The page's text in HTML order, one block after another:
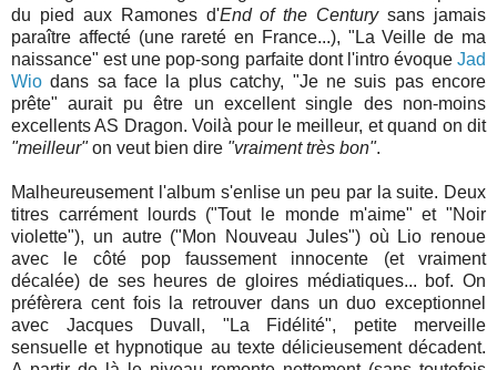
du pied aux Ramones d'End of the Centurysans jamais
paraître affecté (une rareté en France...), "La Veille de ma
naissance" est une pop-song parfaite dont l'intro évoque Jad
Wio dans sa face la plus catchy, "Je ne suis pas encore
prête" aurait pu être un excellent single des non-moins
excellents AS Dragon. Voilà pour le meilleur, et quand on dit
"meilleur"on veut bien dire "vraiment très bon".
Malheureusement l'album s'enlise un peu par la suite. Deux
titres carrément lourds ("Tout le monde m'aime" et "Noir
violette"), un autre ("Mon Nouveau Jules") où Lio renoue
avec le côté pop faussement innocente (et vraiment
décalée) de ses heures de gloires médiatiques... bof. On
préfèrera cent fois la retrouver dans un duo exceptionnel
avec Jacques Duvall, "La Fidélité", petite merveille
sensuelle et hypnotique au texte délicieusement décadent.